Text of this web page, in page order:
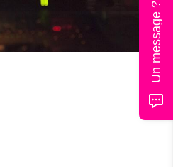
Un message ?